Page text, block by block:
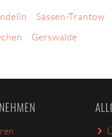
Sassen-Trantow
Gerswalde